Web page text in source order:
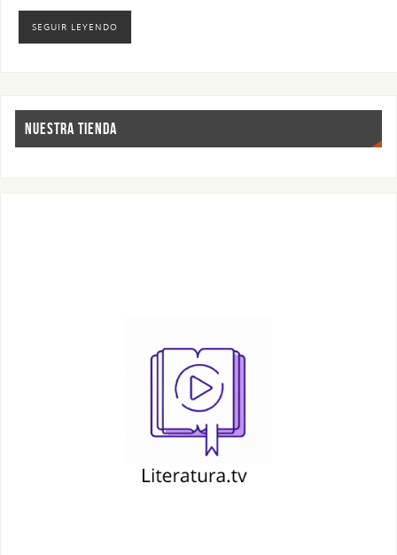
SEGUIR LEYENDO
NUESTRA TIENDA